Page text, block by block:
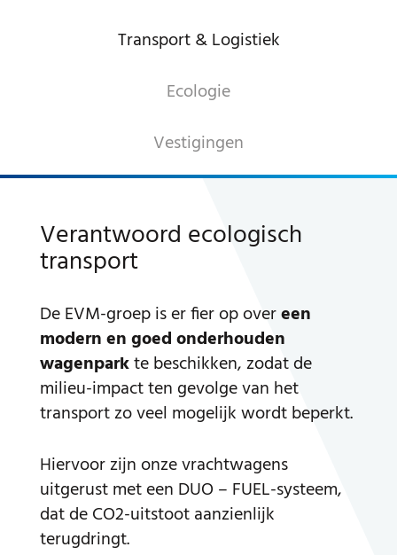
INDUSTRIËLE PRODUCTEN
PREBEL
STEENHOUWERIJ
Transport & Logistiek
Ecologie
Vestigingen
Verantwoord ecologisch
transport
De EVM-groep is er fier op overeen
modern en goed onderhouden
wagenparkte beschikken, zodat de
milieu-impact ten gevolge van het
transport zo veel mogelijk wordt beperkt.
Hiervoor zijn onze vrachtwagens
uitgerust met een DUO – FUEL-systeem,
dat de CO2-uitstoot aanzienlijk
terugdringt.